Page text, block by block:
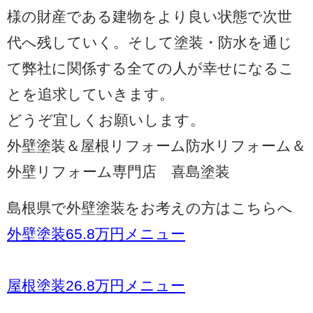
様の財産である建物をより良い状態で次世
代へ残していく。そして塗装・防水を通じ
て弊社に関係する全ての人が幸せになるこ
とを追求していきます。
どうぞ宜しくお願いします。
外壁塗装＆屋根リフォーム防水リフォーム＆
外壁リフォーム専門店 喜島塗装
島根県で外壁塗装をお考えの方はこちらへ
外壁塗装65.8万円メニュー
屋根塗装26.8万円メニュー